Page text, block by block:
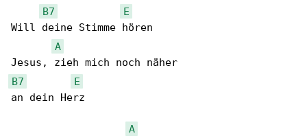
B7
E
Will deine Stimme hören
A
B7
E
an dein Herz
A